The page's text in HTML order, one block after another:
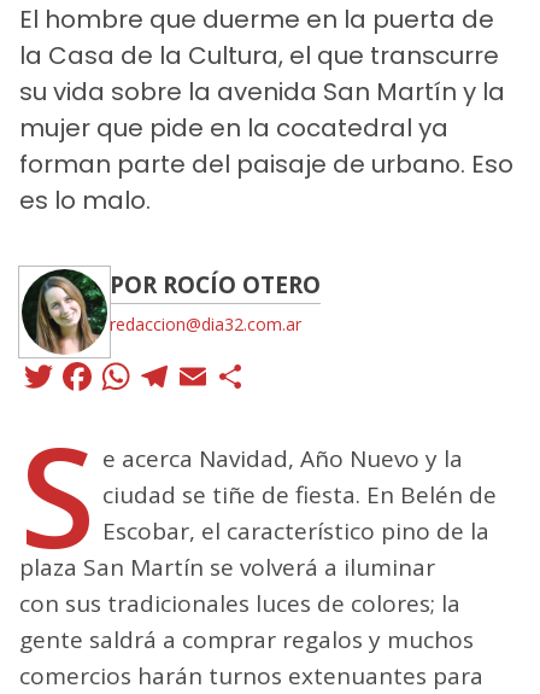
El hombre que duerme en la puerta de
la Casa de la Cultura, el que transcurre
su vida sobre la avenida San Martín y la
mujer que pide en la cocatedral ya
forman parte del paisaje de urbano. Eso
es lo malo.
POR ROCÍO OTERO
redaccion@dia32.com.ar
Twitter
Facebook
WhatsApp
Telegram
Email
S e acerca Navidad, Año Nuevo y la
ciudad se tiñe de fiesta. En Belén de
Escobar, el característico pino de la
plaza San Martín se volverá a iluminar
con sus tradicionales luces de colores; la
gente saldrá a comprar regalos y muchos
comercios harán turnos extenuantes para